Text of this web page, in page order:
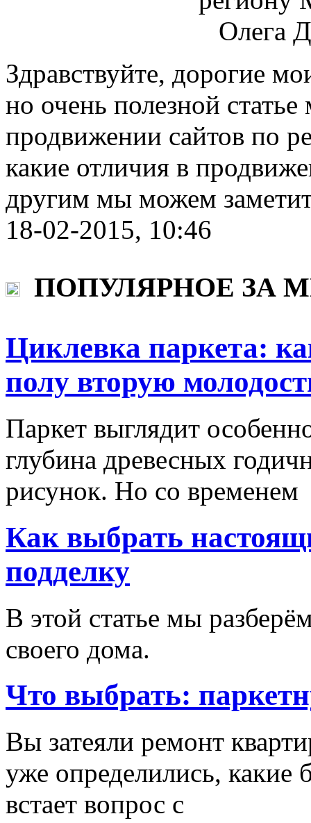
Здравствуйте, дорогие
но очень полезной
продвижении сайтов по
какие отличия в
другим мы можем
18-02-2015, 10:46
ПОПУЛЯРНОЕ ЗА
Циклевка паркета:
полу вторую
Паркет выглядит
глубина древесных
рисунок. Но со временем
Как выбрать
подделку
В этой статье мы
своего дома.
Что выбрать:
Вы затеяли ремонт
уже определились, какие
встает вопрос с